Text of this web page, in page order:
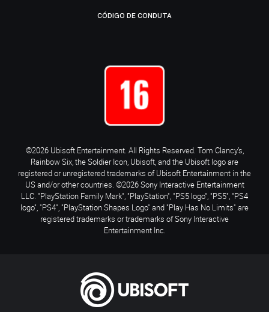
CÓDIGO DE CONDUTA
©2026 Ubisoft Entertainment. All Rights Reserved. Tom Clancy’s,
Rainbow Six, the Soldier Icon, Ubisoft, and the Ubisoft logo are
registered or unregistered trademarks of Ubisoft Entertainment in the
US and/or other countries. ©2026 Sony Interactive Entertainment
LLC. "PlayStation Family Mark", "PlayStation", "PS5 logo", "PS5", "PS4
logo", "PS4", "PlayStation Shapes Logo" and "Play Has No Limits" are
registered trademarks or trademarks of Sony Interactive
Entertainment Inc.